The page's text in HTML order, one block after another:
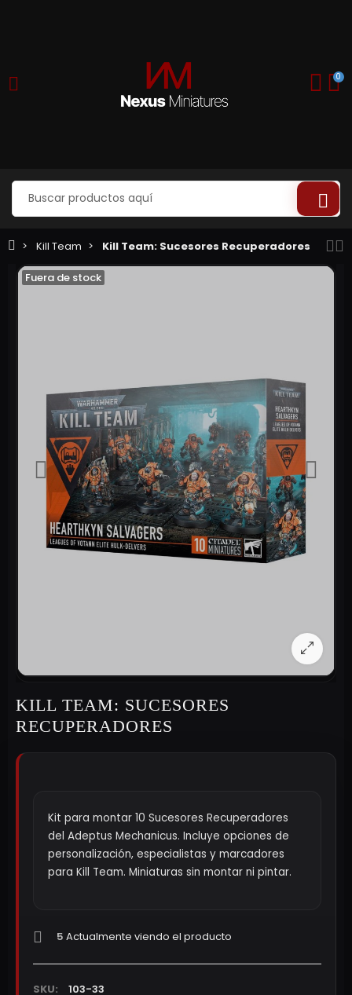
0
Kill Team Kill Team: Sucesores Recuperadores
Fuera de stock
KILL TEAM: SUCESORES
RECUPERADORES
Kit para montar 10 Sucesores Recuperadores
del Adeptus Mechanicus. Incluye opciones de
personalización, especialistas y marcadores
para Kill Team. Miniaturas sin montar ni pintar.
5 Actualmente viendo el producto
SKU: 103-33